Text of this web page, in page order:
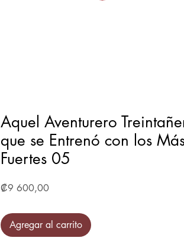
Aquel Aventurero
que se Entrenó con los
Fuertes 05
₡9 600,00Precio
Agregar al carrito